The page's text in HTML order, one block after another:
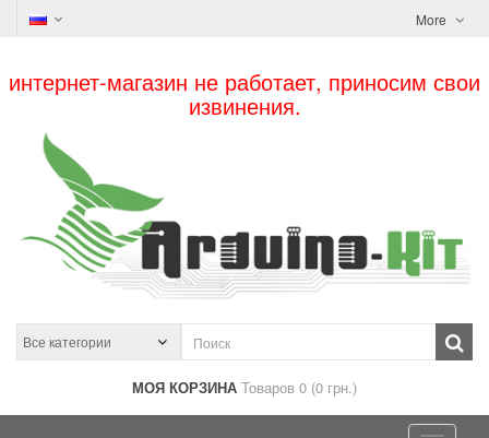
More
интернет-магазин не работает, приносим свои
извинения.
МОЯ КОРЗИНА Товаров 0 (0 грн.)